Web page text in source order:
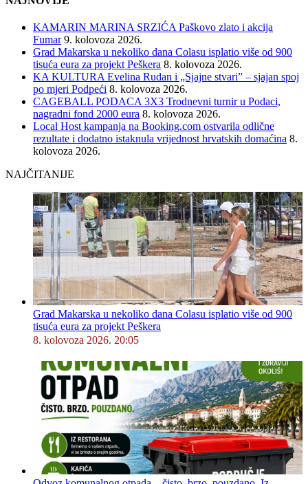
KAMARIN MARINA SRZIĆA Paškovo zlato i akcija
Fumar 9. kolovoza 2026.
Grad Makarska u nekoliko dana Colasu isplatio više od 900
tisuća eura za projekt Peškera 8. kolovoza 2026.
KA KULTURA Evelina Rudan i „Sjajne stvari” – sjajan spoj
po mjeri Podpeći 8. kolovoza 2026.
CAGEBALL PODACA 3X3 Trodnevni turnir u Podaci,
nagradni fond 2000 eura 8. kolovoza 2026.
Local Host kampanja na Booking.com ostvarila odlične
rezultate i dodatno istaknula vrijednost hrvatskih domaćina 8.
kolovoza 2026.
NAJČITANIJE
Grad Makarska u nekoliko dana Colasu isplatio više od 900
tisuća eura za projekt Peškera
8. kolovoza 2026. 20:05